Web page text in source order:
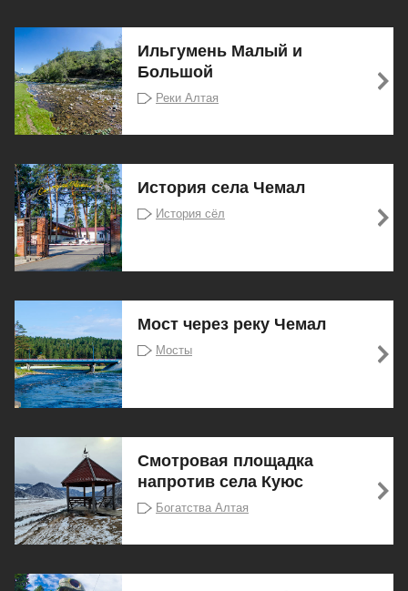
Ильгумень Малый и
Большой
Реки Алтая
История села Чемал
История сёл
Мост через реку Чемал
Мосты
Смотровая площадка
напротив села Куюс
Богатства Алтая